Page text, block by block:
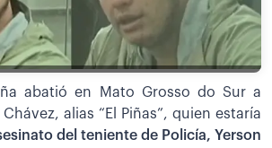
abatió en Mato Grosso do Sur a
alias “El Piñas”, quien estaría
del teniente de Policía, Yerson